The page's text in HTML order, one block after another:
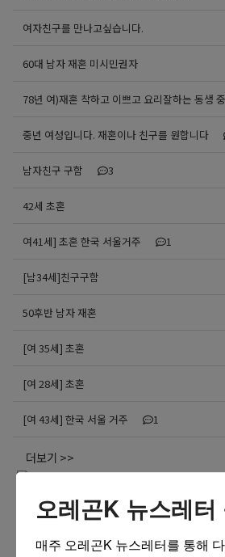
여자친구를 만나고싶습니다.
60대 남자 재혼 미시민권자
78년 여)재혼 착하고 이쁘고 요리잘하는 동생
중년 여성입니다. 재혼이나 친구를 원합니다
남자친구 구함 3
42세 초혼
여41세] 초혼 한국 서울거주 1
[남34세]친구구함
50후반 남자 재혼
[여 35세] 초혼
[여 28세] 초혼
[여 43세] 한국 서울 거주 1
더보기 >>
오레곤K 뉴스레터
매주 오레곤K 뉴스레터를 통해